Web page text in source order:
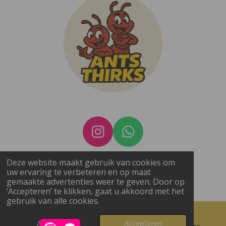
Deze website maakt gebruik van cookies om
uw ervaring te verbeteren en op maat
gemaakte advertenties weer te geven. Door op
‘Accepteren’ te klikken, gaat u akkoord met het
gebruik van alle cookies.
Afwijzen Accepteren
I
n
s
t
a
g
W
h
a
t
s
p
BTW nummer: BE1022.990.407
© 2025 - 2026 Ants Thirks
Powered byJouwWeb